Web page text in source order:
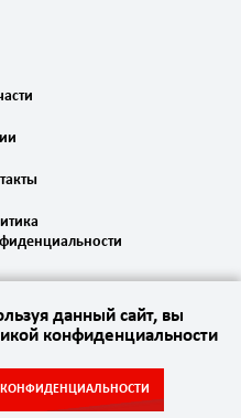
Запчасти Контакты
данный сайт, вы
конфиденциальности